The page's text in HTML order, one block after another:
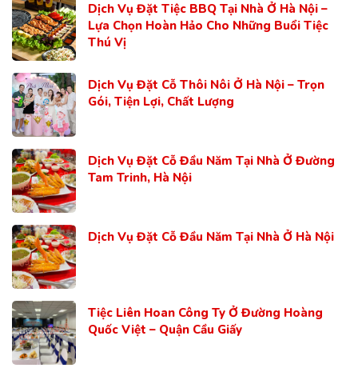
Dịch Vụ Đặt Tiệc BBQ Tại Nhà Ở Hà Nội –
Lựa Chọn Hoàn Hảo Cho Những Buổi Tiệc
Thú Vị
Dịch Vụ Đặt Cỗ Thôi Nôi Ở Hà Nội – Trọn
Gói, Tiện Lợi, Chất Lượng
Dịch Vụ Đặt Cỗ Đầu Năm Tại Nhà Ở Đường
Tam Trinh, Hà Nội
Dịch Vụ Đặt Cỗ Đầu Năm Tại Nhà Ở Hà Nội
Tiệc Liên Hoan Công Ty Ở Đường Hoàng
Quốc Việt – Quận Cầu Giấy